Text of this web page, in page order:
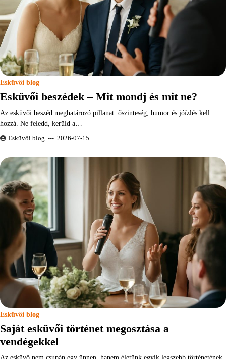
Esküvői blog
Esküvői beszédek – Mit mondj és mit ne?
Az esküvői beszéd meghatározó pillanat: őszinteség, humor és jóízlés kell
hozzá. Ne feledd, kerüld a…
Esküvői blog 2026-07-15
Esküvői blog
Saját esküvői történet megosztása a
vendégekkel
Az esküvő nem csupán egy ünnep, hanem életünk egyik legszebb történetének